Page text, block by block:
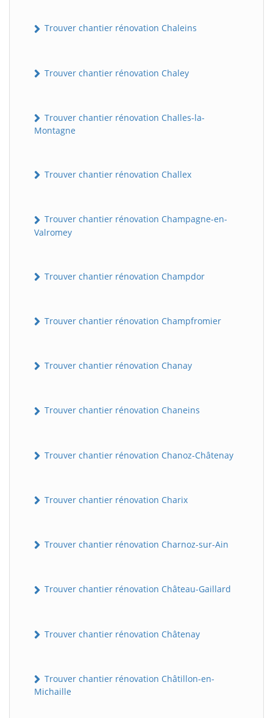
Trouver chantier rénovation Chaleins
Trouver chantier rénovation Chaley
Trouver chantier rénovation Challes-la-
Montagne
Trouver chantier rénovation Challex
Trouver chantier rénovation Champagne-en-
Valromey
Trouver chantier rénovation Champdor
Trouver chantier rénovation Champfromier
Trouver chantier rénovation Chanay
Trouver chantier rénovation Chaneins
Trouver chantier rénovation Chanoz-Châtenay
Trouver chantier rénovation Charix
Trouver chantier rénovation Charnoz-sur-Ain
Trouver chantier rénovation Château-Gaillard
Trouver chantier rénovation Châtenay
Trouver chantier rénovation Châtillon-en-
Michaille